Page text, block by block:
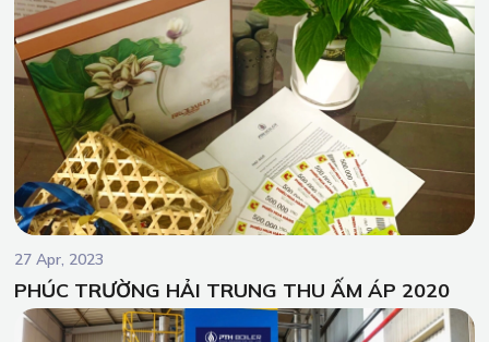
27 Apr, 2023
PHÚC TRƯỜNG HẢI TRUNG THU ẤM ÁP 2020